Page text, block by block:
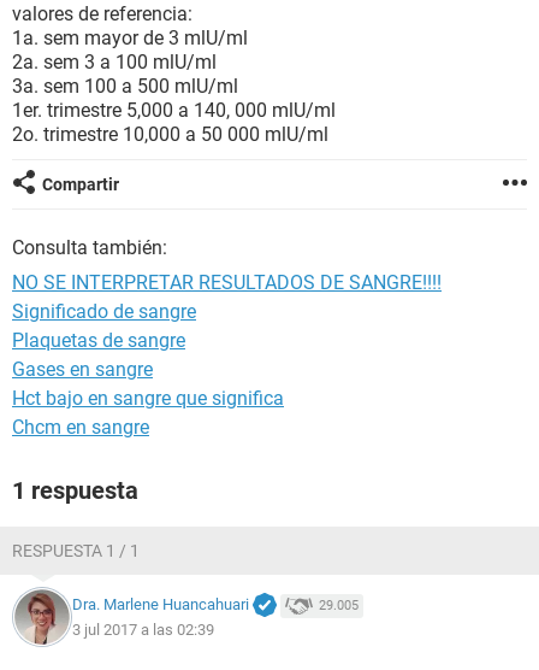
valores de referencia:
1a. sem mayor de 3 mlU/ml
2a. sem 3 a 100 mlU/ml
3a. sem 100 a 500 mlU/ml
1er. trimestre 5,000 a 140, 000 mlU/ml
2o. trimestre 10,000 a 50 000 mlU/ml
Compartir
Consulta también:
NO SE INTERPRETAR RESULTADOS DE SANGRE!!!!
Significado de sangre
Plaquetas de sangre
Gases en sangre
Hct bajo en sangre que significa
Chcm en sangre
1 respuesta
RESPUESTA 1 / 1
Dra. Marlene Huancahuari 29.005
3 jul 2017 a las 02:39